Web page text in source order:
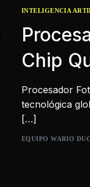
INTELIGENCIA
Chip
Procesador
tecnológica
[…]
EQUIPO WARIO